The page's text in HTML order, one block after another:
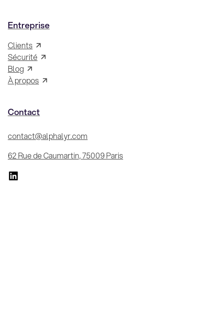
Entreprise
Clients
Sécurité
Blog
À propos
Contact
contact@alphalyr.com
62 Rue de Caumartin, 75009 Paris